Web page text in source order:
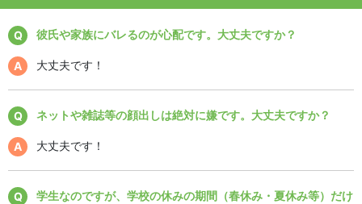
彼氏や家族にバレるのが心配です。大丈夫ですか？
大丈夫です！
ネットや雑誌等の顔出しは絶対に嫌です。大丈夫ですか？
大丈夫です！
学生なのですが、学校の休みの期間（春休み・夏休み等）だけ